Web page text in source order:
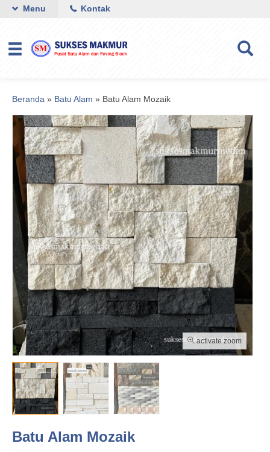
Menu Kontak
Beranda » Batu Alam » Batu Alam Mozaik
activate zoom
Batu Alam Mozaik